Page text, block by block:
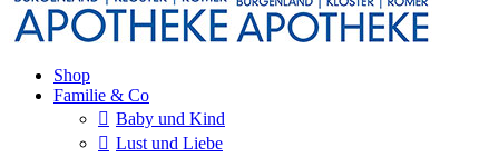
Shop
Familie & Co
Baby und Kind
Lust und Liebe